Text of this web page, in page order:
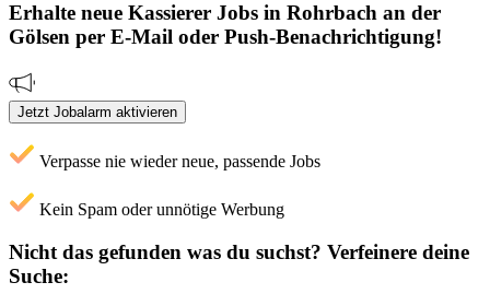
Erhalte neue Kassierer Jobs in Rohrbach an der
Gölsen per E-Mail oder Push-Benachrichtigung!
Jetzt Jobalarm aktivieren
Verpasse nie wieder neue, passende Jobs
Kein Spam oder unnötige Werbung
Nicht das gefunden was du suchst? Verfeinere deine
Suche: